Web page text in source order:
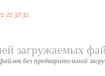
21:37:31
загружаемых
без предварительной